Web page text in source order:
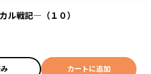
ル戦記―（１０）
カートに追加